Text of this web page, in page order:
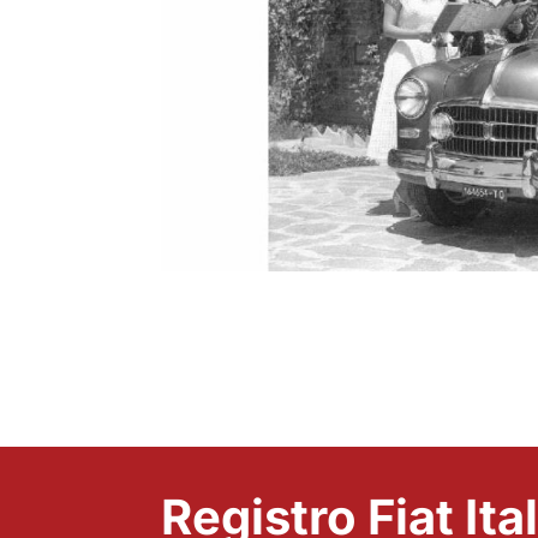
Registro Fiat